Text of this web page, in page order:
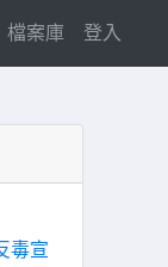
檔案庫 登入
毒宣